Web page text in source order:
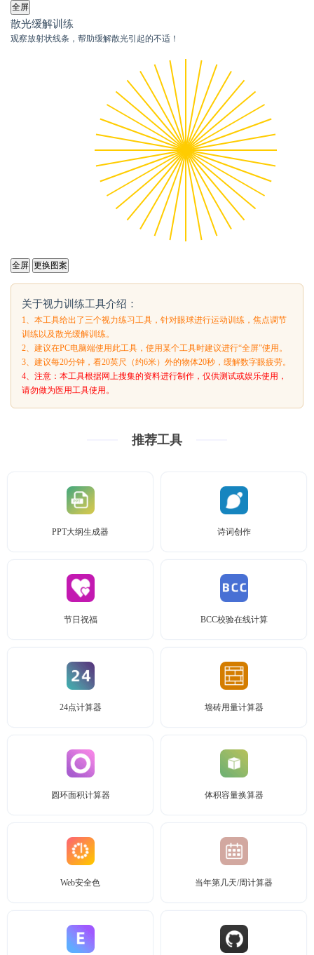
全屏
散光缓解训练
观察放射状线条，帮助缓解散光引起的不适！
全屏 更换图案
关于视力训练工具介绍：
1、本工具给出了三个视力练习工具，针对眼球进行运动训练，焦点调节
训练以及散光缓解训练。
2、建议在PC电脑端使用此工具，使用某个工具时建议进行“全屏”使用。
3、建议每20分钟，看20英尺（约6米）外的物体20秒，缓解数字眼疲劳。
4、注意：本工具根据网上搜集的资料进行制作，仅供测试或娱乐使用，
请勿做为医用工具使用。
推荐工具
PPT大纲生成器 诗词创作
节日祝福 BCC校验在线计算
24点计算器 墙砖用量计算器
圆环面积计算器 体积容量换算器
Web安全色 当年第几天/周计算器